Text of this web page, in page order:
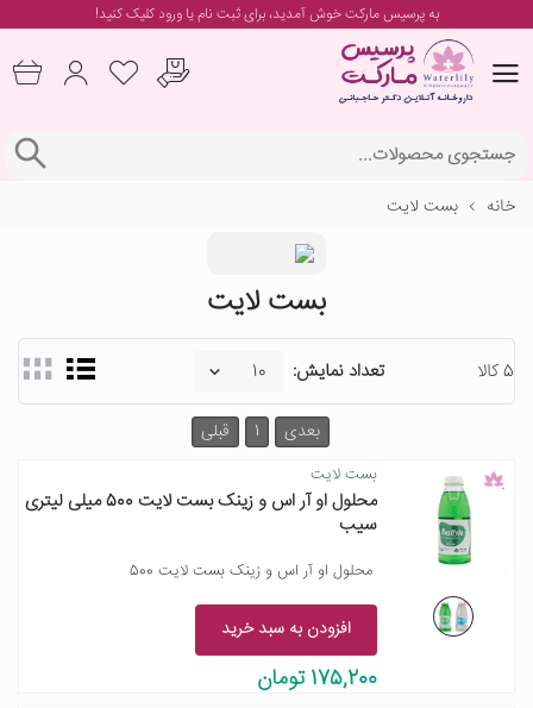
به پرسیس مارکت خوش آمدید، برایثبت نام یا ورودکلیک کنید!
خانه بست لایت
بست لایت
5 کالا تعداد نمایش:
قبلی 1 بعدی
بست لایت
محلول او آر اس و زینک بست لایت 500 میلی لیتری
سیب
محلول او آر اس و زینک بست لایت 500
افزودن به سبد خرید
175,200 تومان